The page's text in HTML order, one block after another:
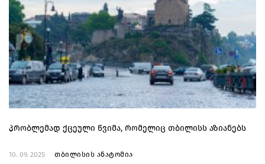
პრობლემად ქცეული წვიმა, რომელიც თბილისს აზიანებს
10. 09. 2025 თბილისის ანატომია